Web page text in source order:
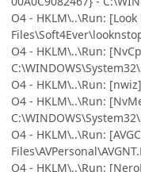
O4 - HKLM\..\Run:
O4 - HKLM\..\Run:
O4 - HKLM\..\Run:
O4 - HKLM\..\Run:
O4 - HKLM\..\Run:
O4 - HKLM\..\Run: